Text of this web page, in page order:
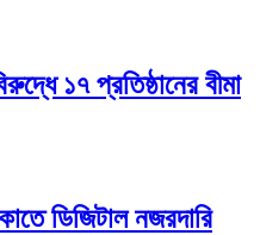
১৭ প্রতিষ্ঠানের বীমা
ডিজিটাল নজরদারি